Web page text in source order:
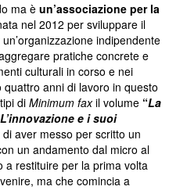
ma è un’associazione per la
nel 2012 per sviluppare il
indipendente
pratiche concrete e
culturali in corso e nei
anni di lavoro in questo
di Minimum faxil volume “La
e i suoi
aver messo per scritto un
un andamento dal micro al
a restituire per la prima volta
ma che comincia a